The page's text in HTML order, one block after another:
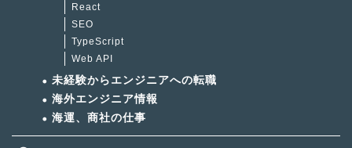
React
SEO
TypeScript
Web API
未経験からエンジニアへの転職
海外エンジニア情報
海運、商社の仕事